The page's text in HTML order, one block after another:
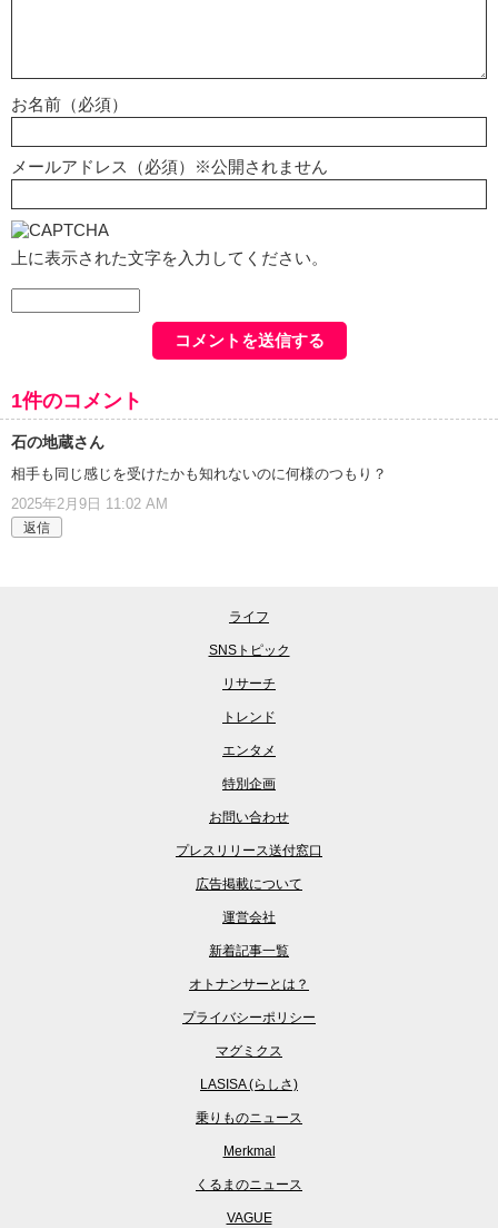
お名前（必須）
メールアドレス（必須）※公開されません
上に表示された文字を入力してください。
1件のコメント
石の地蔵さん
相手も同じ感じを受けたかも知れないのに何様のつもり？
2025年2月9日 11:02 AM
返信
ライフ
SNSトピック
リサーチ
トレンド
エンタメ
特別企画
お問い合わせ
プレスリリース送付窓口
広告掲載について
運営会社
新着記事一覧
オトナンサーとは？
プライバシーポリシー
マグミクス
LASISA (らしさ)
乗りものニュース
Merkmal
くるまのニュース
VAGUE